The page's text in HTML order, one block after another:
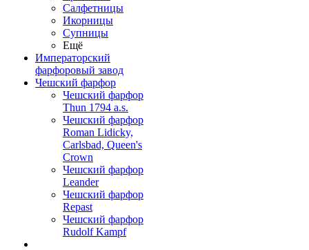
Салфетницы
Икорницы
Супницы
Ещё
Императорский
фарфоровый завод
Чешский фарфор
Чешский фарфор
Thun 1794 a.s.
Чешский фарфор
Roman Lidicky,
Carlsbad, Queen's
Crown
Чешский фарфор
Leander
Чешский фарфор
Repast
Чешский фарфор
Rudolf Kampf